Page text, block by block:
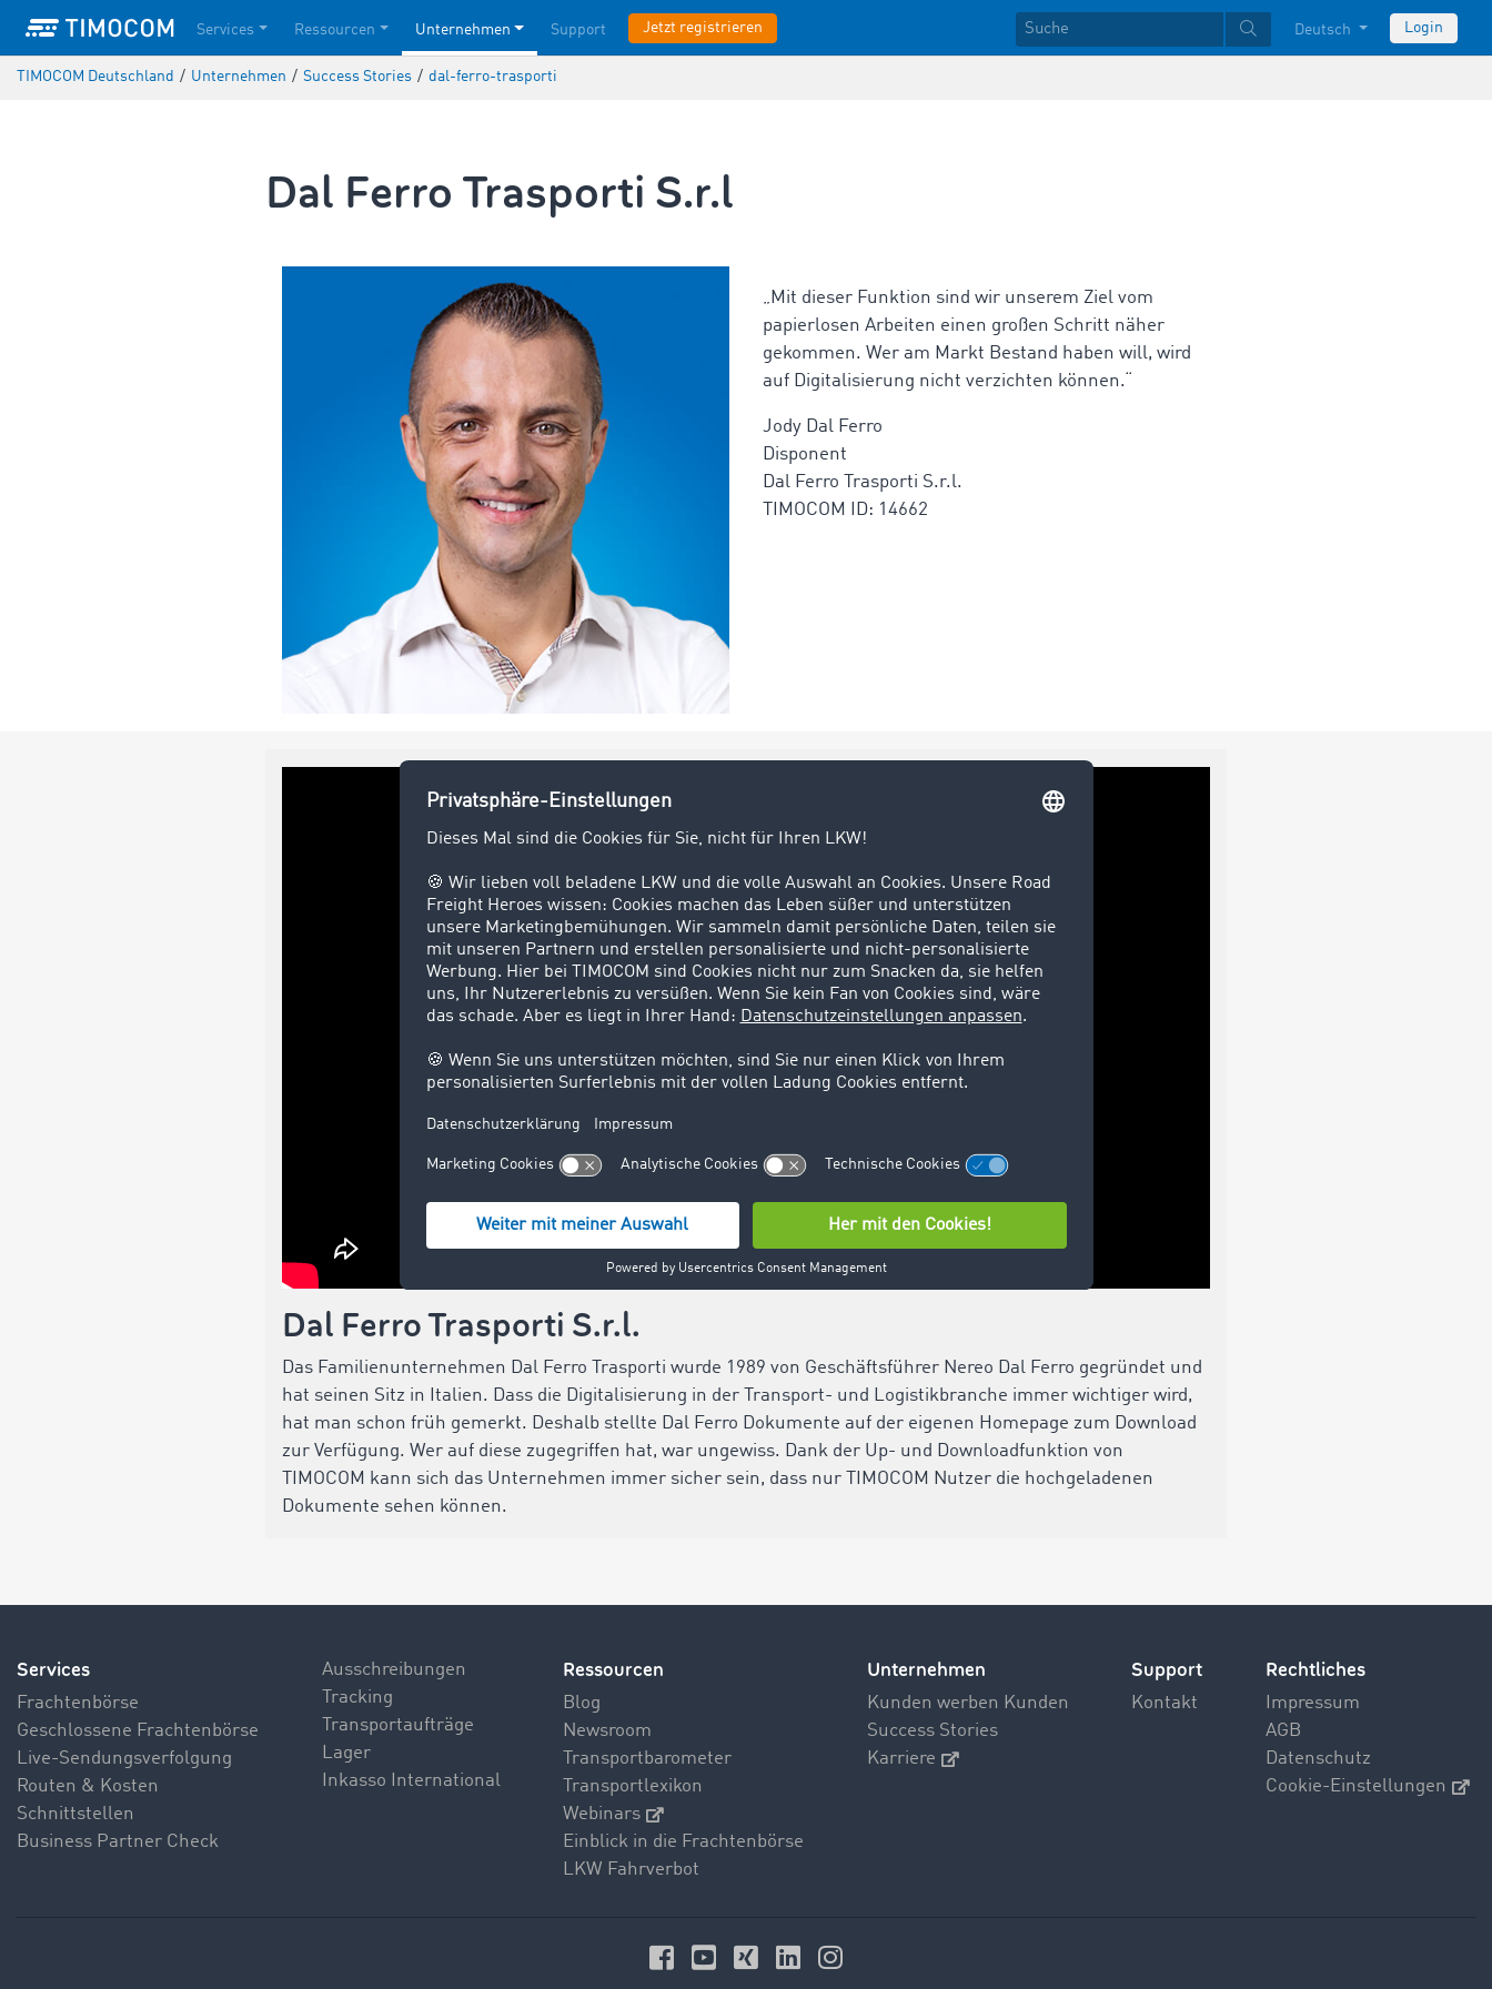
Services Ressourcen Unternehmen Support Jetzt registrieren Deutsch Login
TIMOCOM Deutschland / Unternehmen / Success Stories / dal-ferro-trasporti
Dal Ferro Trasporti S.r.l
„Mit dieser Funktion sind wir unserem Ziel vom
papierlosen Arbeiten einen großen Schritt näher
gekommen. Wer am Markt Bestand haben will, wird
auf Digitalisierung nicht verzichten können.“
Jody Dal Ferro
Disponent
Dal Ferro Trasporti S.r.l.
TIMOCOM ID: 14662
Dal Ferro Trasporti S.r.l.
Das Familienunternehmen Dal Ferro Trasporti wurde 1989 von Geschäftsführer Nereo Dal Ferro gegründet und
hat seinen Sitz in Italien. Dass die Digitalisierung in der Transport- und Logistikbranche immer wichtiger wird,
hat man schon früh gemerkt. Deshalb stellte Dal Ferro Dokumente auf der eigenen Homepage zum Download
zur Verfügung. Wer auf diese zugegriffen hat, war ungewiss. Dank der Up- und Downloadfunktion von
TIMOCOM kann sich das Unternehmen immer sicher sein, dass nur TIMOCOM Nutzer die hochgeladenen
Dokumente sehen können.
Services
Frachtenbörse
Geschlossene Frachtenbörse
Live-Sendungsverfolgung
Routen & Kosten
Schnittstellen
Business Partner Check
Ausschreibungen
Tracking
Transportaufträge
Lager
Inkasso International
Ressourcen
Blog
Newsroom
Transportbarometer
Transportlexikon
Webinars
Einblick in die Frachtenbörse
LKW Fahrverbot
Unternehmen
Kunden werben Kunden
Success Stories
Karriere
Support
Kontakt
Rechtliches
Impressum
AGB
Datenschutz
Cookie-Einstellungen